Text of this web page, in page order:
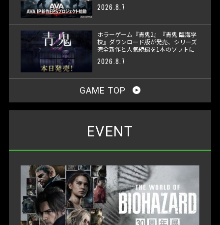
2026.8.7
ホラーゲーム『青鬼2』『青鬼 臨海学
校』ダウンロード版が発売、シリーズ
完全新作と人気続編を1本のソフトに
2026.8.7
GAME TOP
EVENT